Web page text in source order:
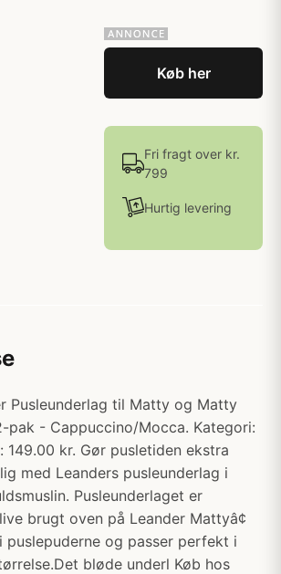
Køb her
Fri fragt over kr.
799
Hurtig levering
Pusleunderlag til Matty og Matty
pak - Cappuccino/Mocca. Kategori:
149.00 kr. Gør pusletiden ekstra
med Leanders pusleunderlag i
Pusleunderlaget er
brugt oven på Leander Mattyâ¢
puslepuderne og passer perfekt i
bløde underl Køb hos